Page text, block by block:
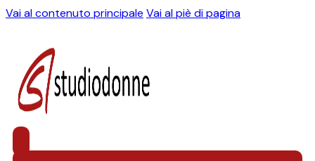
Vai al contenuto principale Vai al piè di pagina